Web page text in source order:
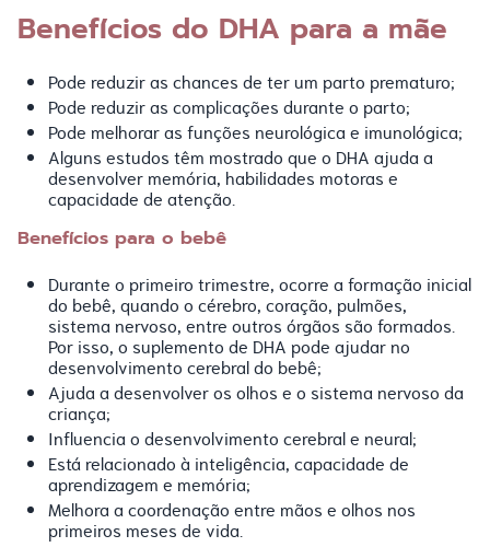
Benefícios do DHA para a mãe
Pode reduzir as chances de ter um parto prematuro;
Pode reduzir as complicações durante o parto;
Pode melhorar as funções neurológica e imunológica;
Alguns estudos têm mostrado que o DHA ajuda a
desenvolver memória, habilidades motoras e
capacidade de atenção.
Benefícios para o bebê
Durante o primeiro trimestre, ocorre a formação inicial
do bebê, quando o cérebro, coração, pulmões,
sistema nervoso, entre outros órgãos são formados.
Por isso, o suplemento de DHA pode ajudar no
desenvolvimento cerebral do bebê;
Ajuda a desenvolver os olhos e o sistema nervoso da
criança;
Influencia o desenvolvimento cerebral e neural;
Está relacionado à inteligência, capacidade de
aprendizagem e memória;
Melhora a coordenação entre mãos e olhos nos
primeiros meses de vida.